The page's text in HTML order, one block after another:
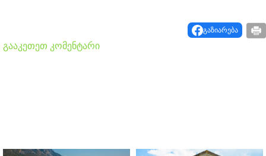
გაზიარება
გააკეთეთ კომენტარი